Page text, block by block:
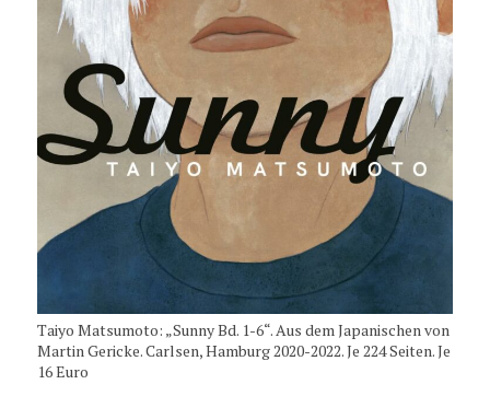
Taiyo Matsumoto: „Sunny Bd. 1-6“. Aus dem Japanischen von
Martin Gericke. Carlsen, Hamburg 2020-2022. Je 224 Seiten. Je
16 Euro